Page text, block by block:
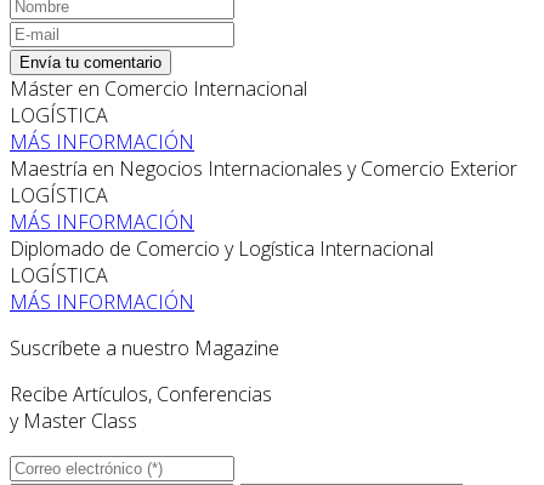
Envía tu comentario
Máster en Comercio Internacional
LOGÍSTICA
MÁS INFORMACIÓN
Maestría en Negocios Internacionales y Comercio Exterior
LOGÍSTICA
MÁS INFORMACIÓN
Diplomado de Comercio y Logística Internacional
LOGÍSTICA
MÁS INFORMACIÓN
Suscríbete a nuestro Magazine
Recibe Artículos, Conferencias
y Master Class